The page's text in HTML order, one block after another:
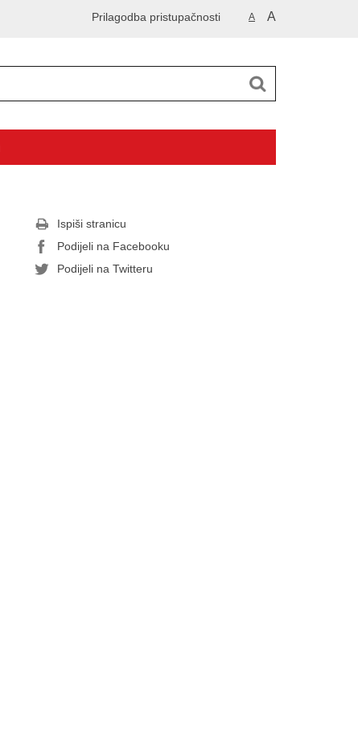
A A
Prilagodba pristupačnosti
Ispiši stranicu
Podijeli na Facebooku
Podijeli na Twitteru